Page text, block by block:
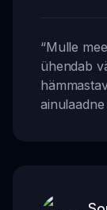
“Mulle
ühendab